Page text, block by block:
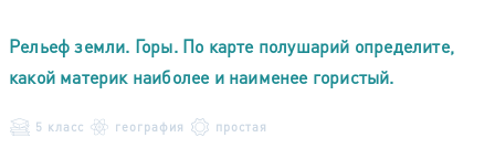
Рельеф земли. Горы. По карте полушарий определите,
какой материк наиболее и наименее гористый.
5 класс география простая